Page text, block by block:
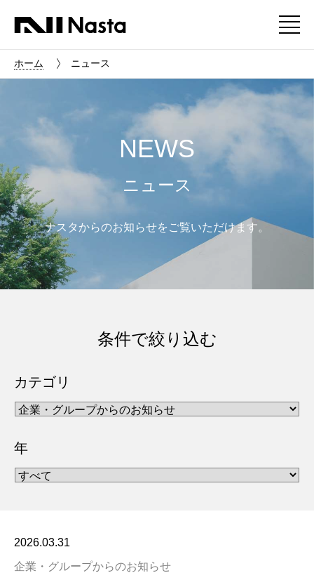
ホーム ニュース
NEWS
ニュース
ナスタからのお知らせをご覧いただけます。
条件で絞り込む
カテゴリ
年
2026.03.31
企業・グループからのお知らせ